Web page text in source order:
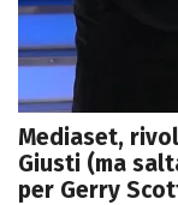
Mediaset,
Giusti (ma
per Gerry